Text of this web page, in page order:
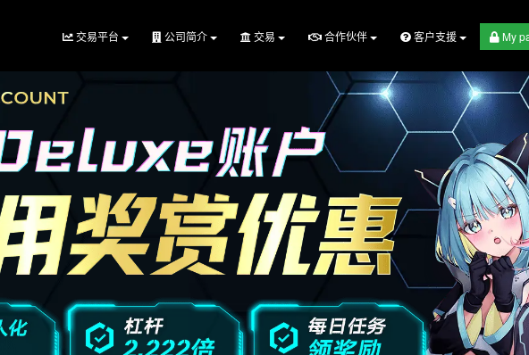
交易平台 公司简介 交易 合作伙伴 客户支援 My